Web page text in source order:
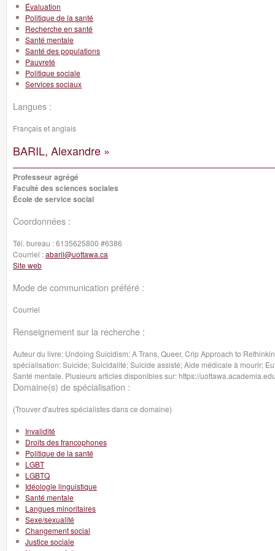
Évaluation
Politique de la santé
Recherche en santé
Santé mentale
Santé des populations
Pauvreté
Politique sociale
Services sociaux
Langues :
Français et anglais
BARIL, Alexandre »
Professeur agrégé
Faculté des sciences sociales
École de service social
Coordonnées :
Tél. bureau :6135625800 #6386
Courriel :abaril@uottawa.ca
Site web
Mode de communication préféré :
Courriel
Renseignement sur la recherche :
Auteur du livre: Undoing Suicidism: A Trans, Queer, Crip Approach to
spécialisation: Suicide; Suicidalité; Suicide assisté; Aide médicale à mourir;
Santé mentale. Plusieurs articles disponibles sur: https://
Domaine(s) de spécialisation :
(Trouver d'autres spécialistes dans ce domaine)
Invalidité
Droits des francophones
Politique de la santé
LGBT
LGBTQ
Idéologie linguistique
Santé mentale
Langues minoritaires
Sexe/sexualité
Changement social
Justice sociale